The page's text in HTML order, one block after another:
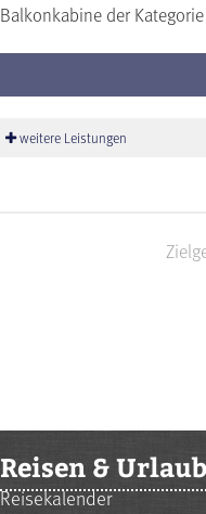
Balkonkabine der
weitere Leistungen
Reisen & Urlaub
Reisekalender